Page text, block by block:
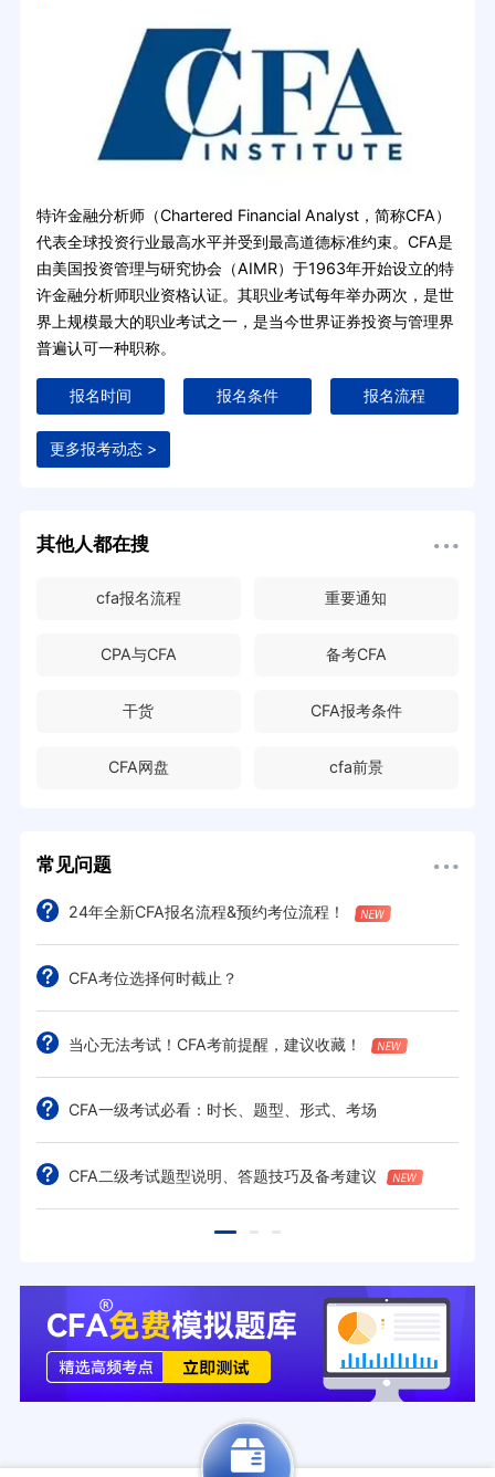
特许金融分析师（Chartered Financial Analyst，简称CFA）
代表全球投资行业最高水平并受到最高道德标准约束。CFA是
由美国投资管理与研究协会（AIMR）于1963年开始设立的特
许金融分析师职业资格认证。其职业考试每年举办两次，是世
界上规模最大的职业考试之一，是当今世界证券投资与管理界
普遍认可一种职称。
报名时间 报名条件 报名流程
更多报考动态 >
其他人都在搜
cfa报名流程 重要通知
CPA与CFA 备考CFA
干货 CFA报考条件
CFA网盘 cfa前景
常见问题
24年全新CFA报名流程&预约考位流程！
CFA考位选择何时截止？
当心无法考试！CFA考前提醒，建议收藏！
CFA一级考试必看：时长、题型、形式、考场
CFA二级考试题型说明、答题技巧及备考建议